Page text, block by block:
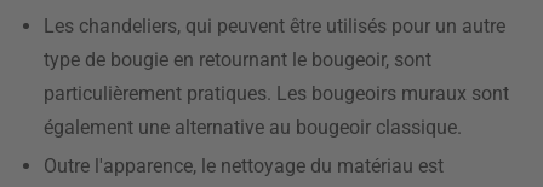
Les chandeliers, qui peuvent être utilisés pour un autre
type de bougie en retournant le bougeoir, sont
particulièrement pratiques. Les bougeoirs muraux sont
également une alternative au bougeoir classique.
Outre l'apparence, le nettoyage du matériau est